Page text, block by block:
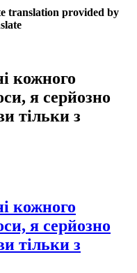
translation provided by
кожного
я серйозно
тільки з
кожного
я серйозно
тільки з